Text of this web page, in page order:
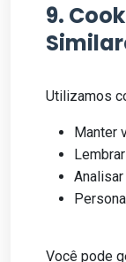
9.
Utilizamos
Manter
Você pode